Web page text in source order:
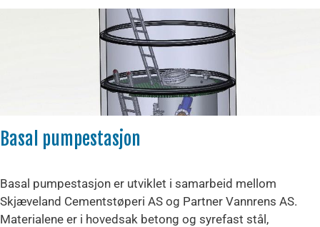
Basal pumpestasjon
Basal pumpestasjon er utviklet i samarbeid mellom
Skjæveland Cementstøperi AS og Partner Vannrens AS.
Materialene er i hovedsak betong og syrefast stål,